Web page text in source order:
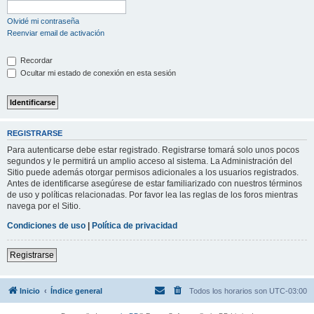
Olvidé mi contraseña
Reenviar email de activación
Recordar
Ocultar mi estado de conexión en esta sesión
REGISTRARSE
Para autenticarse debe estar registrado. Registrarse tomará solo unos pocos
segundos y le permitirá un amplio acceso al sistema. La Administración del
Sitio puede además otorgar permisos adicionales a los usuarios registrados.
Antes de identificarse asegúrese de estar familiarizado con nuestros términos
de uso y políticas relacionadas. Por favor lea las reglas de los foros mientras
navega por el Sitio.
Condiciones de uso | Política de privacidad
Registrarse
Inicio Índice general Todos los horarios son UTC-03:00